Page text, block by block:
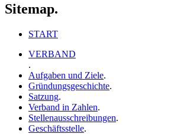
Sitemap.
START
VERBAND
.
Aufgaben und Ziele.
Gründungsgeschichte.
Satzung.
Verband in Zahlen.
Stellenausschreibungen.
Geschäftsstelle.